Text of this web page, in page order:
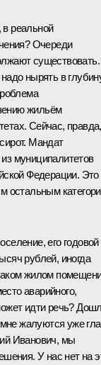
реальной
Очереди
существовать.
нырять в
жильём
Сейчас, правда,
Мандат
муниципалитетов
Федерации. Это
остальным
его годовой
рублей, иногда
жилом
аварийного,
идти речь?
жалуются уже
Иванович, мы
У нас нет на